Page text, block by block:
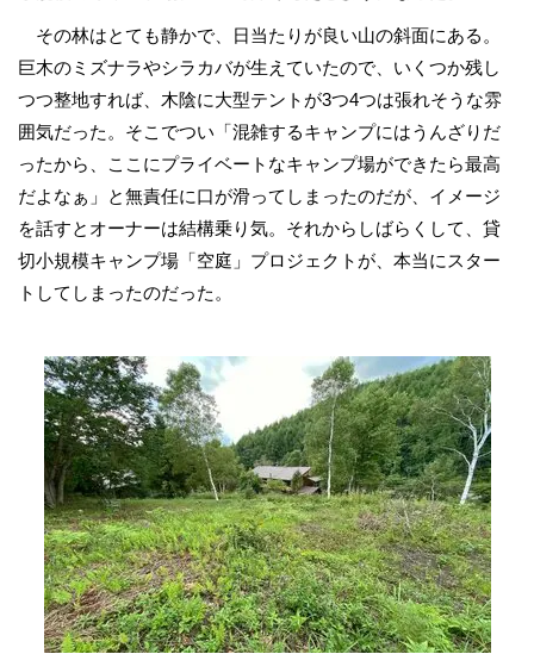
その林はとても静かで、日当たりが良い山の斜面にある。
巨木のミズナラやシラカバが生えていたので、いくつか残し
つつ整地すれば、木陰に大型テントが3つ4つは張れそうな雰
囲気だった。そこでつい「混雑するキャンプにはうんざりだ
ったから、ここにプライベートなキャンプ場ができたら最高
だよなぁ」と無責任に口が滑ってしまったのだが、イメージ
を話すとオーナーは結構乗り気。それからしばらくして、貸
切小規模キャンプ場「空庭」プロジェクトが、本当にスター
トしてしまったのだった。